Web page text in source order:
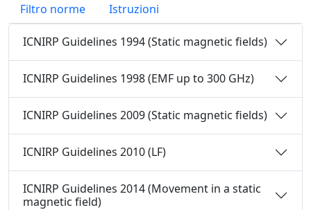
Filtro norme
Istruzioni
ICNIRP Guidelines 1994 (Static magnetic fields)
ICNIRP Guidelines 1998 (EMF up to 300 GHz)
ICNIRP Guidelines 2009 (Static magnetic fields)
ICNIRP Guidelines 2010 (LF)
ICNIRP Guidelines 2014 (Movement in a static
magnetic field)